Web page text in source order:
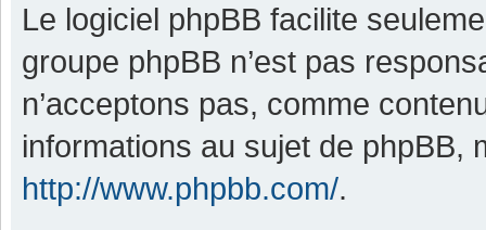
Le logiciel phpBB facilite
groupe phpBB n’est pas
n’acceptons pas, comme
informations au sujet de phpBB,
http://www.phpbb.com/.